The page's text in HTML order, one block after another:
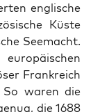
englis­che
Küste
Seemacht.
Frankre­ich
waren die
die 1688